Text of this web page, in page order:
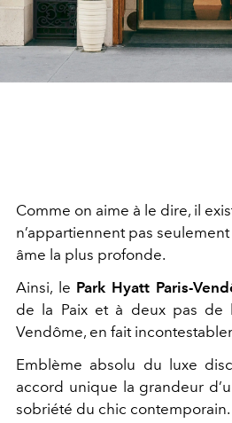
Comme on aime à le dire, il
n’appartiennent pas
âme la plus profonde.
Ainsi, le Park Hyatt Paris-
de la Paix et à deux pas de
Vendôme, en fait
Emblème absolu du luxe
accord unique la grandeur
sobriété du chic contemporain.